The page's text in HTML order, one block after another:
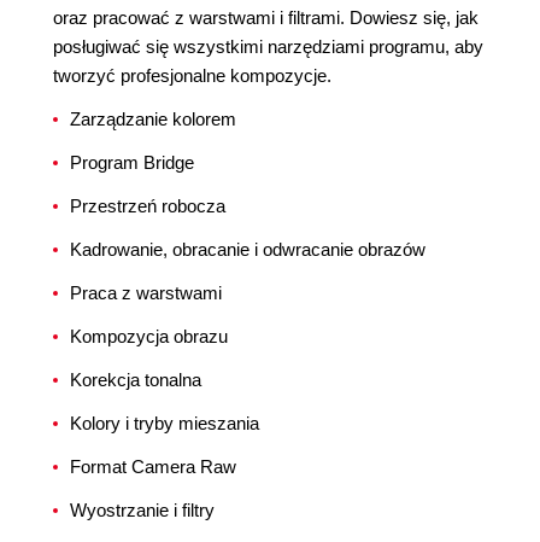
oraz pracować z warstwami i filtrami. Dowiesz się, jak
posługiwać się wszystkimi narzędziami programu, aby
tworzyć profesjonalne kompozycje.
Zarządzanie kolorem
Program Bridge
Przestrzeń robocza
Kadrowanie, obracanie i odwracanie obrazów
Praca z warstwami
Kompozycja obrazu
Korekcja tonalna
Kolory i tryby mieszania
Format Camera Raw
Wyostrzanie i filtry